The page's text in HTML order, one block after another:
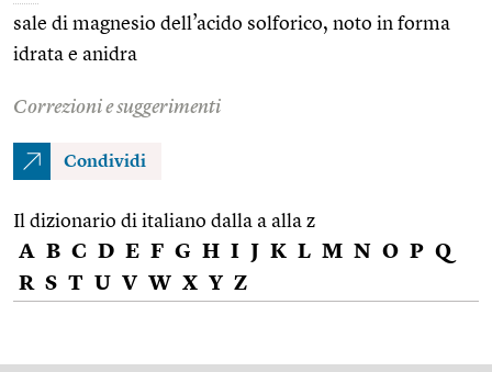
sale di magnesio dell’acido solforico, noto in forma
idrata e anidra
Correzioni e suggerimenti
Condividi
Il dizionario di italiano dalla a alla z
A B C D E F G H I J K L M N O P Q
R S T U V W X Y Z